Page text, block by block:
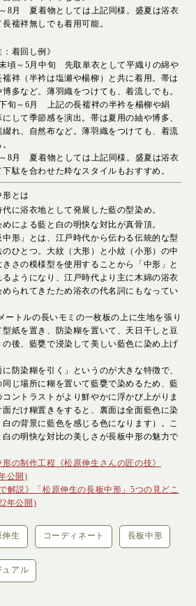
～8月 夏着物としては上記同様。盛夏は浴衣
長襦袢無しでも着用可能。
：着回し例》
末頃～5月中旬 先取単衣として平織りの綿や
襦袢（半衿は塩瀬や楊柳）と共に着用。帯は
博多など。薄羽織をつけても、着流しでも。
下旬～6月 上記の長襦袢の半衿を楊柳や絹
にして季節感を演出。帯は夏用の紬や博多、
綴れ、自然布など。薄羽織をつけても、着流
～8月 夏着物としては上記同様。盛夏は浴衣
下駄を合わせた粋なスタイルもおすすめ。
とは
に浴衣地として発展した藍の型染め。
による藍と白の明快な対比が真骨頂。
中形」とは、江戸時代から伝わる伝統的な型
のひとつ。大紋（大形）と小紋（小形）の中
きさの模様型を使用することから「中形」と
るようになり、江戸時代より主に木綿の浴衣
められてきたため浴衣の代名詞にもなってい
ートルの長いモミの一枚板の上に生地を張り
型紙を置き、防染糊を置いて、天日干しと豆
の後、藍甕で浸染して美しい藍色に染め上げ
に防染糊を引く」というのが大きな特徴で、
同じ場所に糊を置いて藍甕で染めるため、藍
コントラストがより鮮やかに浮かび上がりま
面だけ糊置きをすると、裏面は全面藍色に染
白の背景に藍色を感じる色になります）。こ
白の明快な対比の美しさが長板中形の魅力で
形の制作工程《松原伸生さんの匠の技》
公開)
で解説》「松原伸生の長板中形」5つの見どこ
年公開)
伸生 コーディネート 長板中形
ュアル